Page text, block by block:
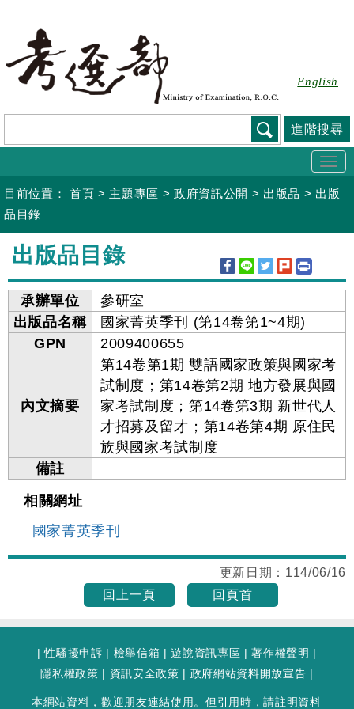
要
容
English
進階搜尋
目前位置： 首頁 > 主題專區 >政府資訊公開 > 出版品 > 出版
品目錄
:::
出版品目錄
承辦單位
參研室
出版品名稱
國家菁英季刊 (第14卷第1~4期)
GPN
2009400655
內文摘要
第14卷第1期 雙語國家政策與國家考
試制度；第14卷第2期 地方發展與國
家考試制度；第14卷第3期 新世代人
才招募及留才；第14卷第4期 原住民
族與國家考試制度
備註
相關網址
國家菁英季刊
更新日期： 114/06/16
回上一頁
回頁首
|性騷擾申訴 | 檢舉信箱 |遊說資訊專區 |著作權聲明 |
隱私權政策 | 資訊安全政策 | 政府網站資料開放宣告 |
本網站資料，歡迎朋友連結使用。但引用時，請註明資料